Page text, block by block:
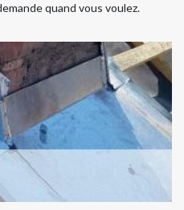
quand vous voulez.